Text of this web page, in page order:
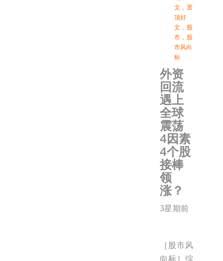
文 ， 置
顶好
文 ， 股
市 ， 股
市风向
标
外资
回流
遇上
全球
震荡
4因素
4个股
接棒
领
涨？
3星期前
［股市风
向标］综